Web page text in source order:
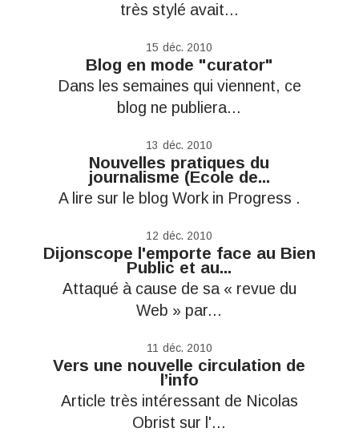
très stylé avait...
15 déc. 2010
Blog en mode "curator"
Dans les semaines qui viennent, ce
blog ne publiera...
13 déc. 2010
Nouvelles pratiques du
journalisme (Ecole de...
A lire sur le blog Work in Progress .
12 déc. 2010
Dijonscope l'emporte face au Bien
Public et au...
Attaqué à cause de sa « revue du
Web » par...
11 déc. 2010
Vers une nouvelle circulation de
l’info
Article très intéressant de Nicolas
Obrist sur l'...